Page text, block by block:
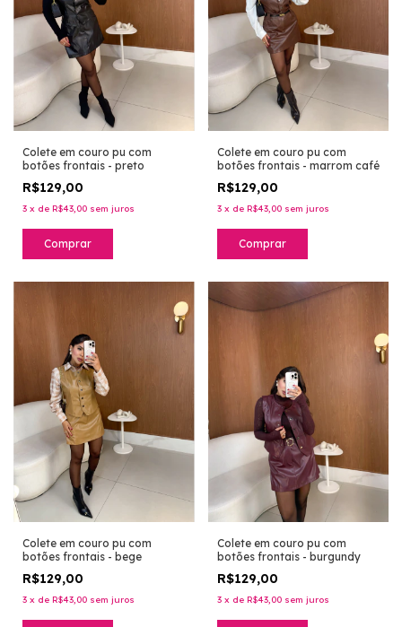
Colete em couro pu com
botões frontais - preto
R$129,00
3 x de R$43,00 sem juros
Comprar
Colete em couro pu com
botões frontais - marrom café
R$129,00
3 x de R$43,00 sem juros
Comprar
Colete em couro pu com
botões frontais - bege
R$129,00
3 x de R$43,00 sem juros
Colete em couro pu com
botões frontais - burgundy
R$129,00
3 x de R$43,00 sem juros